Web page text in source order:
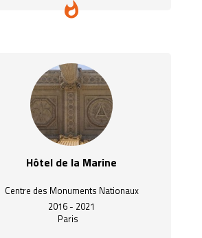
Hôtel de la Marine
Centre des Monuments Nationaux
2016 - 2021
Paris